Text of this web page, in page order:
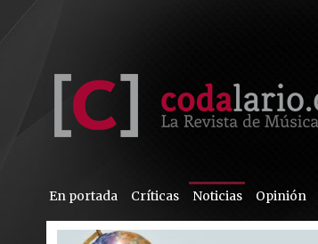
En portada Críticas Noticias Opinión